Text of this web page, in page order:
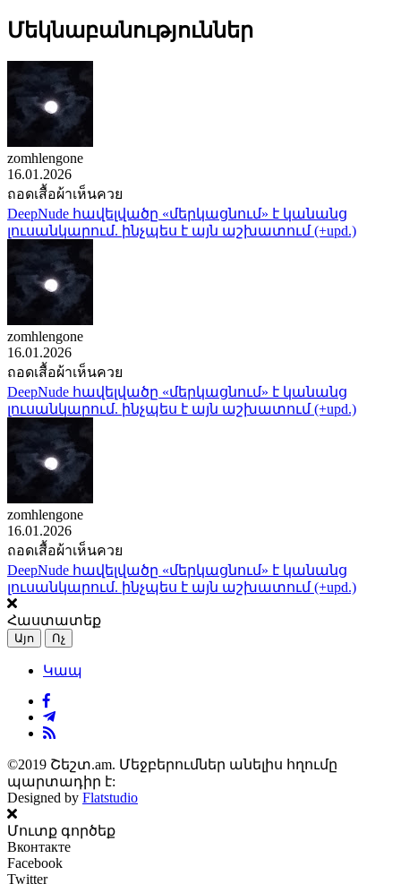
Մեկնաբանություններ
zomhlengone
16.01.2026
ถอดเสื้อผ้าเห็นควย
DeepNude հավելվածը «մերկացնում» է կանանց
լուսանկարում. ինչպես է այն աշխատում (+upd.)
zomhlengone
16.01.2026
ถอดเสื้อผ้าเห็นควย
DeepNude հավելվածը «մերկացնում» է կանանց
լուսանկարում. ինչպես է այն աշխատում (+upd.)
zomhlengone
16.01.2026
ถอดเสื้อผ้าเห็นควย
DeepNude հավելվածը «մերկացնում» է կանանց
լուսանկարում. ինչպես է այն աշխատում (+upd.)
Հաստատեք
Այո Ոչ
Կապ
©2019 Շեշտ.am. Մեջբերումներ անելիս հղումը
պարտադիր է:
Designed by Flatstudio
Մուտք գործեք
Вконтакте
Facebook
Twitter